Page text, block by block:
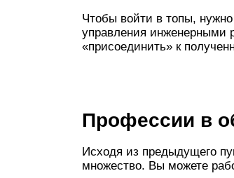
Чтобы войти в топы,
управления инженерными
«присоединить» к
Профессии в
Исходя из предыдущего
множество. Вы можете